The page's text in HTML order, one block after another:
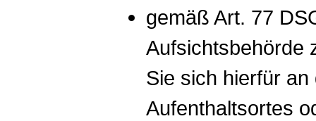
gemäß Art. 77
Aufsichtsbehörde
Sie sich hierfür
Aufenthaltsortes